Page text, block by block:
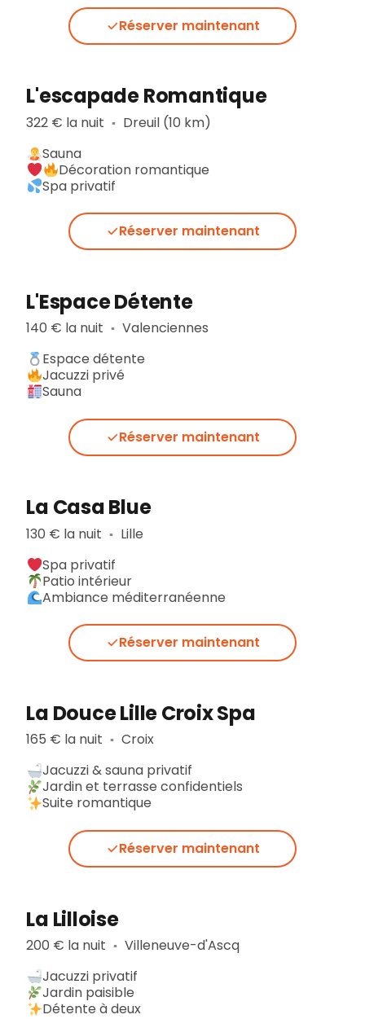
Réserver maintenant
L'escapade Romantique
322 € la nuit ▪︎ Dreuil (10 km)
Sauna
Décoration romantique
Spa privatif
Réserver maintenant
L'Espace Détente
140 € la nuit ▪︎ Valenciennes
Espace détente
Jacuzzi privé
Sauna
Réserver maintenant
La Casa Blue
130 € la nuit ▪︎ Lille
Spa privatif
Patio intérieur
Ambiance méditerranéenne
Réserver maintenant
La Douce Lille Croix Spa
165 € la nuit ▪︎ Croix
Jacuzzi & sauna privatif
Jardin et terrasse confidentiels
Suite romantique
Réserver maintenant
La Lilloise
200 € la nuit ▪︎ Villeneuve-d'Ascq
Jacuzzi privatif
Jardin paisible
Détente à deux